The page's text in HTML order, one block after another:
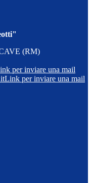
(RM)
per inviare una mail
Link per inviare una mail